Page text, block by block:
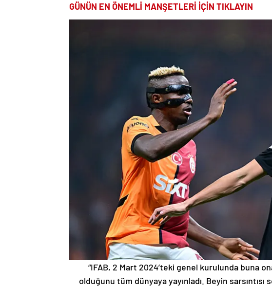
GÜNÜN EN ÖNEMLİ MANŞETLERİ İÇİN TIKLAYIN
“IFAB, 2 Mart 2024’teki genel kurulunda buna
olduğunu tüm dünyaya yayınladı. Beyin